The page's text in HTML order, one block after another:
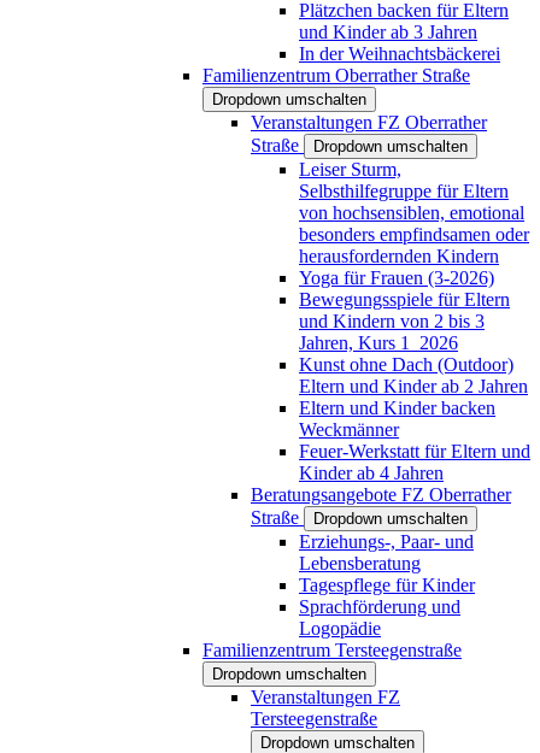
Plätzchen backen für Eltern
und Kinder ab 3 Jahren
In der Weihnachtsbäckerei
Familienzentrum Oberrather Straße
Dropdown umschalten
Veranstaltungen FZ Oberrather
Straße
Dropdown umschalten
Leiser Sturm,
Selbsthilfegruppe für Eltern
von hochsensiblen, emotional
besonders empfindsamen oder
herausfordernden Kindern
Yoga für Frauen (3-2026)
Bewegungsspiele für Eltern
und Kindern von 2 bis 3
Jahren, Kurs 1_2026
Kunst ohne Dach (Outdoor)
Eltern und Kinder ab 2 Jahren
Eltern und Kinder backen
Weckmänner
Feuer-Werkstatt für Eltern und
Kinder ab 4 Jahren
Beratungsangebote FZ Oberrather
Straße
Dropdown umschalten
Erziehungs-, Paar- und
Lebensberatung
Tagespflege für Kinder
Sprachförderung und
Logopädie
Familienzentrum Tersteegenstraße
Dropdown umschalten
Veranstaltungen FZ
Tersteegenstraße
Dropdown umschalten